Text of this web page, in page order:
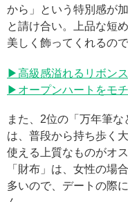
から」という特別感が
と請け合い。上品な短
美しく飾ってくれるの
▶高級感溢れるリボン
▶オープンハートをモ
また、2位の「万年筆な
は、普段から持ち歩く
使える上質なものがオ
「財布」は、女性の場
多いので、デートの際